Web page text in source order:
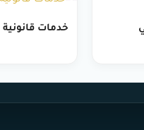
خدمات قانونية